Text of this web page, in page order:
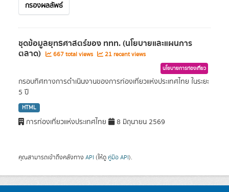
กรองผลลัพธ์
ชุดข้อมูลยุทธศาสตร์ของ ททท. (นโยบายและแผนการ
ตลาด) 667 total views 21 recent views
นโยบายการท่องเที่ยว
กรอบทิศทางการดำเนินงานของการท่องเที่ยวแห่งประเทศไทย ในระยะ
5 ปี
HTML
การท่องเที่ยวแห่งประเทศไทย 8 มิถุนายน 2569
คุณสามารถเข้าถึงคลังทาง API (ให้ดู คู่มือ API).